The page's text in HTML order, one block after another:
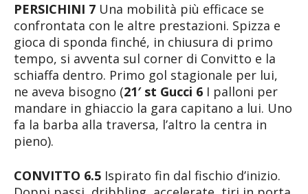
PERSICHINI 7 Una mobilità più efficace se
confrontata con le altre prestazioni. Spizza e
gioca di sponda finché, in chiusura di primo
tempo, si avventa sul corner di Convitto e la
schiaffa dentro. Primo gol stagionale per lui,
ne aveva bisogno (21′ st Gucci 6 I palloni per
mandare in ghiaccio la gara capitano a lui. Uno
fa la barba alla traversa, l’altro la centra in
pieno).
CONVITTO 6.5 Ispirato fin dal fischio d’inizio.